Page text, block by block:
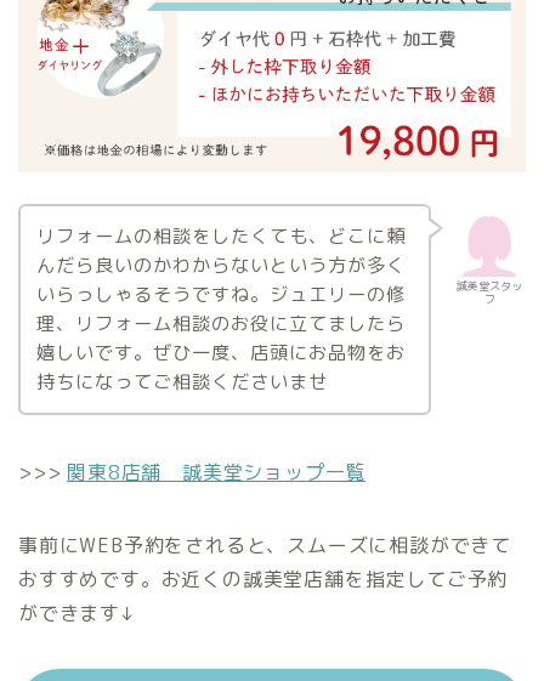
誠美堂スタッ
フ
リフォームの相談をしたくても、どこに頼
んだら良いのかわからないという方が多く
いらっしゃるそうですね。ジュエリーの修
理、リフォーム相談のお役に立てましたら
嬉しいです。ぜひ一度、店頭にお品物をお
持ちになってご相談くださいませ
>>> 関東8店舗 誠美堂ショップ一覧
事前にWEB予約をされると、スムーズに相談ができて
おすすめです。お近くの誠美堂店舗を指定してご予約
ができます↓